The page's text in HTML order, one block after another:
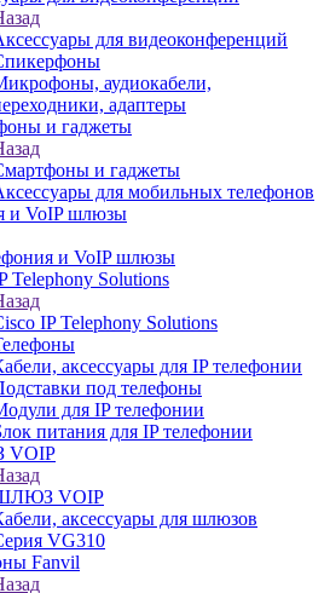
для видеоконференций
аудиокабели,
адаптеры
и гаджеты
и гаджеты
для мобильных телефонов
и VoIP шлюзы
и VoIP шлюзы
Telephony Solutions
IP Telephony Solutions
аксессуары для IP телефонии
под телефоны
для IP телефонии
питания для IP телефонии
VOIP
аксессуары для шлюзов
VG310
Fanvil